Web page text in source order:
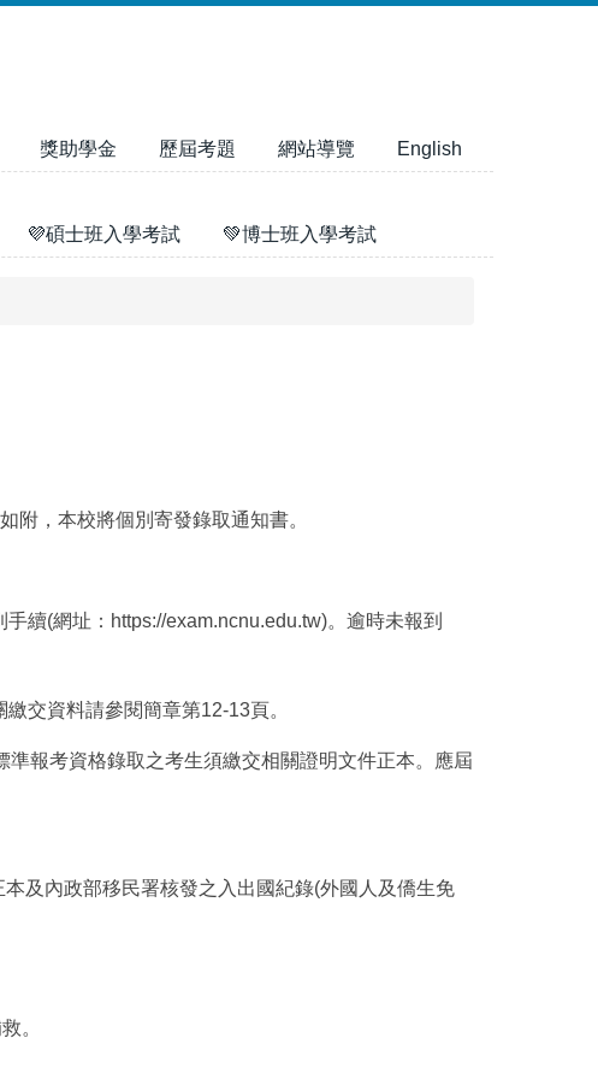
獎助學金 歷屆考題 網站導覽 English
💜碩士班入學考試 💚博士班入學考試
附，本校將個別寄發錄取通知書。
續(網址：https://exam.ncnu.edu.tw)。逾時未報到
交資料請參閱簡章第12-13頁。
報考資格錄取之考生須繳交相關證明文件正本。應屆
及內政部移民署核發之入出國紀錄(外國人及僑生免
。